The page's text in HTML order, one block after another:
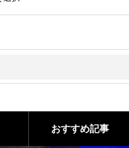
おすすめ記事